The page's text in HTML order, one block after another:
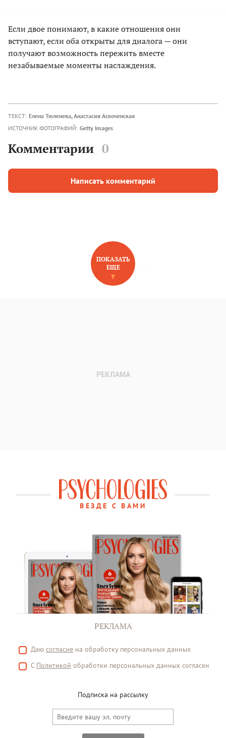
Если двое понимают, в какие отношения они
вступают, если оба открыты для диалога — они
получают возможность пережить вместе
незабываемые моменты наслаждения.
ТЕКСТ: Елена Тюленева, Анастасия Аскоченская
ИСТОЧНИК ФОТОГРАФИЙ: Getty Images
Комментарии 0
Написать комментарий
НОВОЕ НА САЙТЕ
ПОКАЗАТЬ
ЕЩЕ
ВЕЗДЕ С ВАМИ
РЕКЛАМА
Даю согласие на обработку персональных данных
С Политикой обработки персональных данных согласен
Подписка на рассылку